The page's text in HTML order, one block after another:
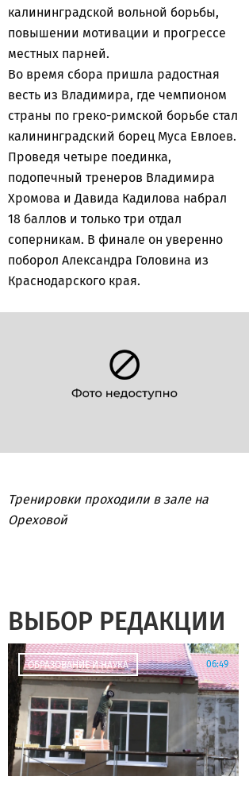
калининградской вольной борьбы,
повышении мотивации и прогрессе
местных парней.
Во время сбора пришла радостная
весть из Владимира, где чемпионом
страны по греко-римской борьбе стал
калининградский борец Муса Евлоев.
Проведя четыре поединка,
подопечный тренеров Владимира
Хромова и Давида Кадилова набрал
18 баллов и только три отдал
соперникам. В финале он уверенно
поборол Александра Головина из
Краснодарского края.
Тренировки проходили в зале на
Ореховой
ВЫБОР РЕДАКЦИИ
ОБРАЗОВАНИЕ И НАУКА 06:49